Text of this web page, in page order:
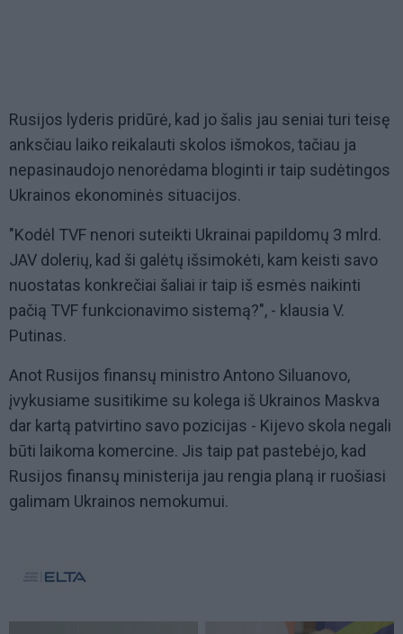
Rusijos lyderis pridūrė, kad jo šalis jau seniai turi teisę
anksčiau laiko reikalauti skolos išmokos, tačiau ja
nepasinaudojo nenorėdama bloginti ir taip sudėtingos
Ukrainos ekonominės situacijos.
"Kodėl TVF nenori suteikti Ukrainai papildomų 3 mlrd.
JAV dolerių, kad ši galėtų išsimokėti, kam keisti savo
nuostatas konkrečiai šaliai ir taip iš esmės naikinti
pačią TVF funkcionavimo sistemą?", - klausia V.
Putinas.
Anot Rusijos finansų ministro Antono Siluanovo,
įvykusiame susitikime su kolega iš Ukrainos Maskva
dar kartą patvirtino savo pozicijas - Kijevo skola negali
būti laikoma komercine. Jis taip pat pastebėjo, kad
Rusijos finansų ministerija jau rengia planą ir ruošiasi
galimam Ukrainos nemokumui.